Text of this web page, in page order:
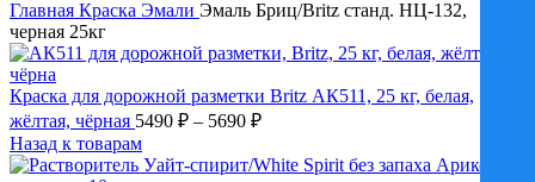
Главная Краска Эмали Эмаль Бриц/Britz станд. НЦ-132,
черная 25кг
Краска для дорожной разметки Britz АК511, 25 кг, белая,
жёлтая, чёрная 5490 ₽ – 5690 ₽Диапазон
5490 ₽
Назад к товарам